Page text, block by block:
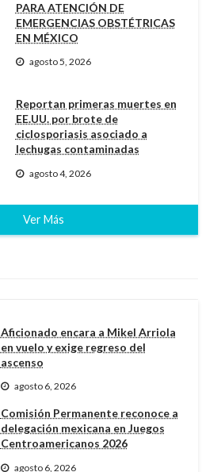
PARA ATENCIÓN DE
EMERGENCIAS OBSTÉTRICAS
EN MÉXICO
agosto 5, 2026
Reportan primeras muertes en
EE.UU. por brote de
ciclosporiasis asociado a
lechugas contaminadas
agosto 4, 2026
Ver Más
Aficionado encara a Mikel Arriola
en vuelo y exige regreso del
ascenso
agosto 6, 2026
Comisión Permanente reconoce a
delegación mexicana en Juegos
Centroamericanos 2026
agosto 6, 2026